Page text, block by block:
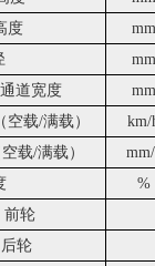
度
mm
mm
道宽度
mm
载/满载）
km/
载/满载）
%
轮
轮